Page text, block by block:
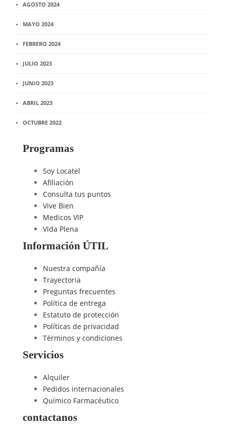
AGOSTO 2024
MAYO 2024
FEBRERO 2024
JULIO 2023
JUNIO 2023
ABRIL 2023
OCTUBRE 2022
Programas
Soy Locatel
Afiliación
Consulta tus puntos
Vive Bien
Medicos VIP
Vida Plena
Información ÚTIL
Nuestra compañía
Trayectoria
Preguntas frecuentes
Política de entrega
Estatuto de protección
Políticas de privacidad
Términos y condiciones
Servicios
Alquiler
Pedidos internacionales
Químico Farmacéutico
contactanos